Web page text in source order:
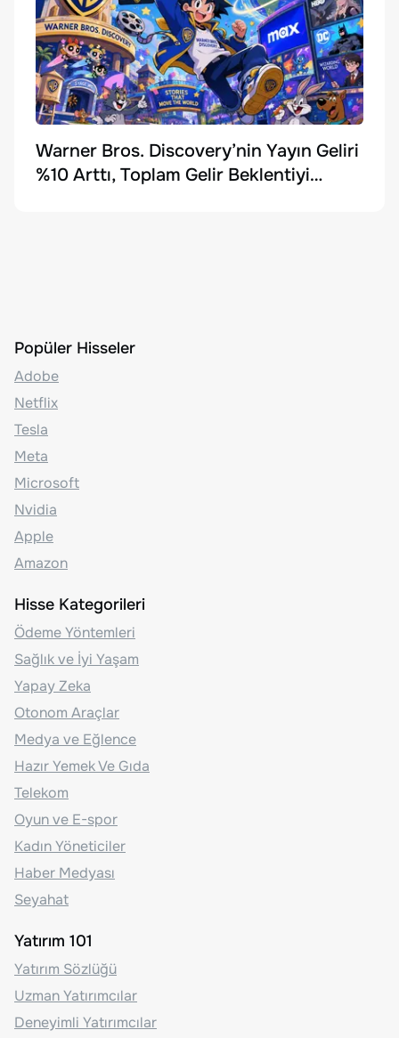
Warner Bros. Discovery’nin Yayın Geliri
%10 Arttı, Toplam Gelir Beklentiyi
Popüler Hisseler
Adobe
Netflix
Tesla
Meta
Microsoft
Nvidia
Apple
Amazon
Hisse Kategorileri
Ödeme Yöntemleri
Sağlık ve İyi Yaşam
Yapay Zeka
Otonom Araçlar
Medya ve Eğlence
Hazır Yemek Ve Gıda
Telekom
Oyun ve E-spor
Kadın Yöneticiler
Haber Medyası
Seyahat
Yatırım 101
Yatırım Sözlüğü
Uzman Yatırımcılar
Deneyimli Yatırımcılar